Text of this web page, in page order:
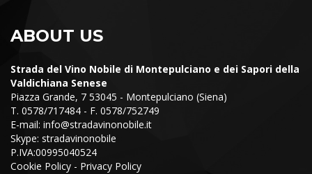
ABOUT US
Strada del Vino Nobile di Montepulciano e dei Sapori della
Valdichiana Senese
Piazza Grande, 7 53045 - Montepulciano (Siena)
T. 0578/717484 - F. 0578/752749
E-mail: info@stradavinonobile.it
Skype: stradavinonobile
P.IVA:00995040524
Cookie Policy - Privacy Policy